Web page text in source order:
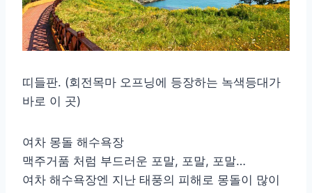
띠들판. (회전목마 오프닝에 등장하는 녹색등대가
바로 이 곳)
여차 몽돌 해수욕장
맥주거품 처럼 부드러운 포말, 포말, 포말…
여차 해수욕장엔 지난 태풍의 피해로 몽돌이 많이